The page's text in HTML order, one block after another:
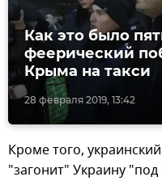
28 февраля 2019, 13:42
Как это было
феерический
Крыма на такси
Кроме того,
"загонит" Украину